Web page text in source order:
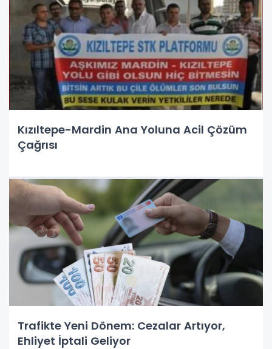
Kızıltepe-Mardin Ana Yoluna Acil Çözüm
Çağrısı
Trafikte Yeni Dönem: Cezalar Artıyor,
Ehliyet İptali Geliyor